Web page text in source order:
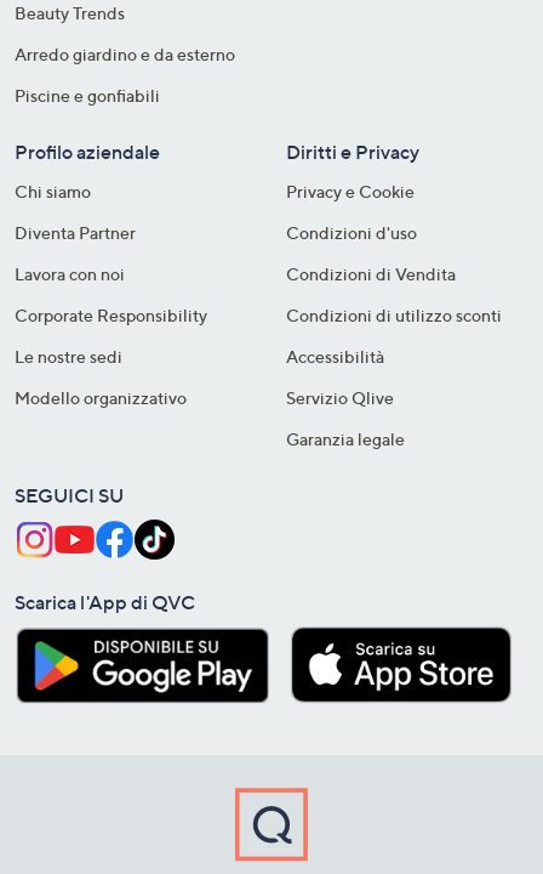
Beauty Trends
Arredo giardino e da esterno
Piscine e gonfiabili
Profilo aziendale
Chi siamo
Diventa Partner
Lavora con noi
Corporate Responsibility
Le nostre sedi
Modello organizzativo
Diritti e Privacy
Privacy e Cookie
Condizioni d'uso
Condizioni di Vendita
Condizioni di utilizzo sconti
Accessibilità
Servizio Qlive
Garanzia legale
SEGUICI SU
Scarica l'App di QVC